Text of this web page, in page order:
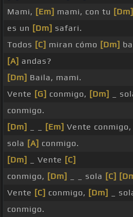
Mami, [Em] mami, con tu [Dm]
es un [Dm] safari.
Todos [C] miran cómo [Dm]
[A] andas?
[Dm] Baila, mami.
Vente [G] conmigo, [Dm] _
conmigo.
[Dm]
[Em] Vente conmigo,
sola [A] conmigo.
[Dm]
_ Vente [C]
conmigo, [Dm] _ _ sola [C]
Vente [C] conmigo, [Dm] _
conmigo.